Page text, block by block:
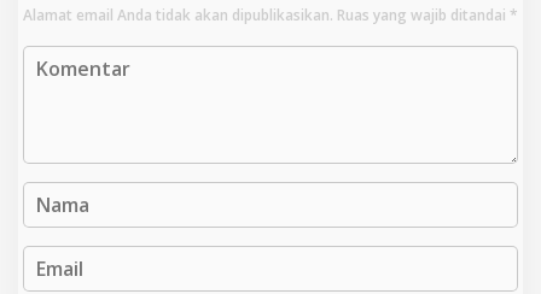
Alamat email Anda tidak akan dipublikasikan. Ruas yang wajib ditandai *